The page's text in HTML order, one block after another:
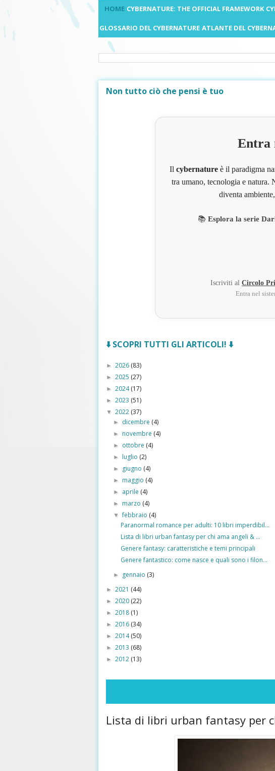
HOME CYBERNATURE: THE OFFICIAL FRAMEWORK
GLOSSARIO DEL CYBERNATURE ATLANTE DEL
Non tutto ciò che pensi è tuo
Entra
Il cybernatureè il paradigma
tra umano, tecnologia e natura.
diventa
📚 Esplora la serie
Iscriviti al Circolo
Entra nel
⬇️ SCOPRI TUTTI GLI ARTICOLI! ⬇️
► 2026 (83)
► 2025 (27)
► 2024(17)
► 2023 (51)
▼ 2022 (37)
► dicembre (4)
► novembre (4)
► ottobre (4)
► luglio (2)
► giugno (4)
► maggio (4)
► aprile (4)
► marzo (4)
▼febbraio (4)
Paranormal romance per adulti: 10 libri imperdibil...
Lista di libri urban fantasy per chi ama angeli & ...
Genere fantasy: caratteristiche e temi principali
Genere fantastico: come nasce e quali sono i filon...
► gennaio (3)
► 2021 (44)
► 2020 (22)
► 2018 (1)
► 2016 (34)
► 2014(50)
► 2013 (68)
► 2012 (13)
Lista di libri urban fantasy per